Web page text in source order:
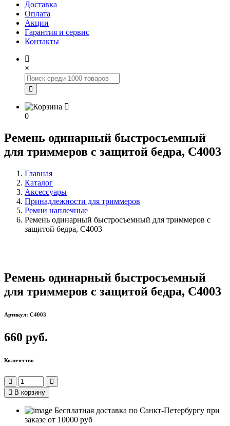
Доставка
Оплата
Акции
Гарантия и сервис
Контакты
×
0
Ремень одинарный быстросъемный
для триммеров с защитой бедра, С4003
Главная
Каталог
Аксессуары
Принадлежности для триммеров
Ремни наплечные
Ремень одинарный быстросъемный для триммеров с
защитой бедра, С4003
Ремень одинарный быстросъемный
для триммеров с защитой бедра, С4003
Артикул: C4003
660 руб.
Количество
В корзину
Бесплатная доставка по Санкт-Петербургу при
заказе от 10000 руб